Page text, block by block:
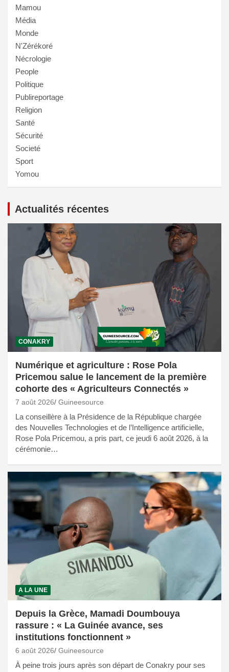
Mamou
Média
Monde
N'Zérékoré
Nécrologie
People
Politique
Publireportage
Religion
Santé
Sécurité
Societé
Sport
Yomou
Actualités récentes
CONAKRY
Numérique et agriculture : Rose Pola
Pricemou salue le lancement de la première
cohorte des « Agriculteurs Connectés »
7 août 2026 Guineesource
La conseillère à la Présidence de la République chargée
des Nouvelles Technologies et de l’Intelligence artificielle,
Rose Pola Pricemou, a pris part, ce jeudi 6 août 2026, à la
cérémonie…
A LA UNE
Depuis la Grèce, Mamadi Doumbouya
rassure : « La Guinée avance, ses
institutions fonctionnent »
6 août 2026 Guineesource
À peine trois jours après son départ de Conakry pour ses